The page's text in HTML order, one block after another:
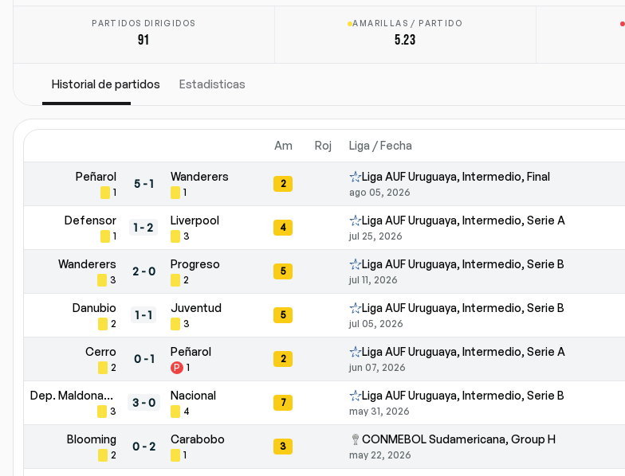
PARTIDOS DIRIGIDOS
91
AMARILLAS / PARTIDO
5.23
Historial de partidos Estadisticas
Am Roj Liga / Fecha
Peñarol
1
5 -1
Wanderers
1
2
Liga AUF Uruguaya, Intermedio, Final
ago 05, 2026
Defensor
1
1 -2
Liverpool
3
4
Liga AUF Uruguaya, Intermedio, Serie A
jul 25, 2026
Wanderers
3
2-0
Progreso
2
5
Liga AUF Uruguaya, Intermedio, Serie B
jul 11, 2026
Danubio
2
1 -1
Juventud
3
5
Liga AUF Uruguaya, Intermedio, Serie B
jul 05, 2026
Cerro
2
0-1
Peñarol
P 1
2
Liga AUF Uruguaya, Intermedio, Serie A
jun 07, 2026
Dep. Maldonado
3
3-0
Nacional
4
7
Liga AUF Uruguaya, Intermedio, Serie B
may 31, 2026
Blooming
2
0-2
Carabobo
1
3
CONMEBOL Sudamericana, Group H
may 22, 2026